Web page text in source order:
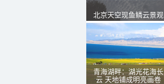
北京天空现鱼鳞云景观
青海湖畔：湖光花海长
云 天地铺成明亮画卷